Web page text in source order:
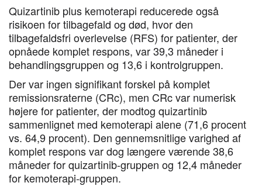
Quizartinib plus kemoterapi reducerede også
risikoen for tilbagefald og død, hvor den
tilbagefaldsfri overlevelse (RFS) for patienter, der
opnåede komplet respons, var 39,3 måneder i
behandlingsgruppen og 13,6 i kontrolgruppen.
Der var ingen signifikant forskel på komplet
remissionsraterne (CRc), men CRc var numerisk
højere for patienter, der modtog quizartinib
sammenlignet med kemoterapi alene (71,6 procent
vs. 64,9 procent). Den gennemsnitlige varighed af
komplet respons var dog længere værende 38,6
måneder for quizartinib-gruppen og 12,4 måneder
for kemoterapi-gruppen.